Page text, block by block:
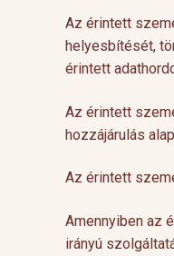
Az érintett
helyesbítését,
érintett
Az érintett
hozzájárulás
Az érintett
Amennyiben az
irányú